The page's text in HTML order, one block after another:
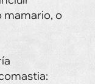
mamario, o